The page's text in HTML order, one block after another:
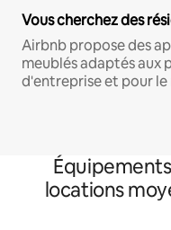
Vous cherchez des
Airbnb propose des
meublés adaptés aux
d'entreprise et pour
locations